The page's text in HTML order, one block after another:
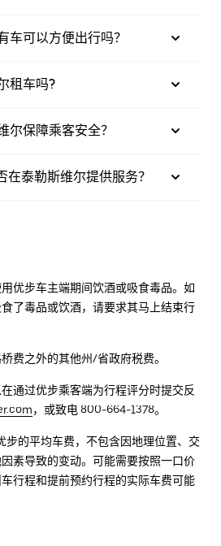
车可以方便出行吗？
租车吗?
尔保障乘客安全？
泰勒斯维尔提供服务？
优步车主端期间饮酒或吸食毒品。如
了毒品或饮酒，请要求其马上结束行
费之外的其他州/省政府税费。
通过优步乘客端为行程评分时提交反
，或致电 800-664-1378。
步的平均车费，不包含因地理位置、交
素导致的变动。可能需要按照一口价
行程和提前预约行程的实际车费可能